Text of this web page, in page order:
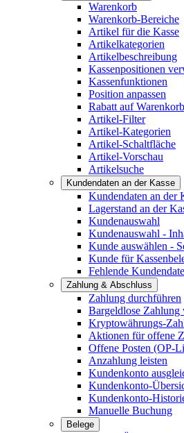
Warenkorb
Warenkorb-Bereiche
Artikel für die Kasse
Artikelkategorien
Artikelbeschreibung
Kassenpositionen
Kassenfunktionen
Position anpassen
Rabatt auf Warenkorb
Artikel-Filter
Artikel-Kategorien
Artikel-Schaltfläche
Artikel-Vorschau
Artikelsuche
Kundendaten an der Kasse
Kundendaten an der
Lagerstand an der
Kundenauswahl
Kundenauswahl -
Kunde auswählen -
Kunde für
Fehlende
Zahlung & Abschluss
Zahlung durchführen
Bargeldlose
Kryptowährungs-
Aktionen für offene
Offene Posten (OP-
Anzahlung leisten
Kundenkonto
Kundenkonto-
Kundenkonto-
Manuelle Buchung
Belege